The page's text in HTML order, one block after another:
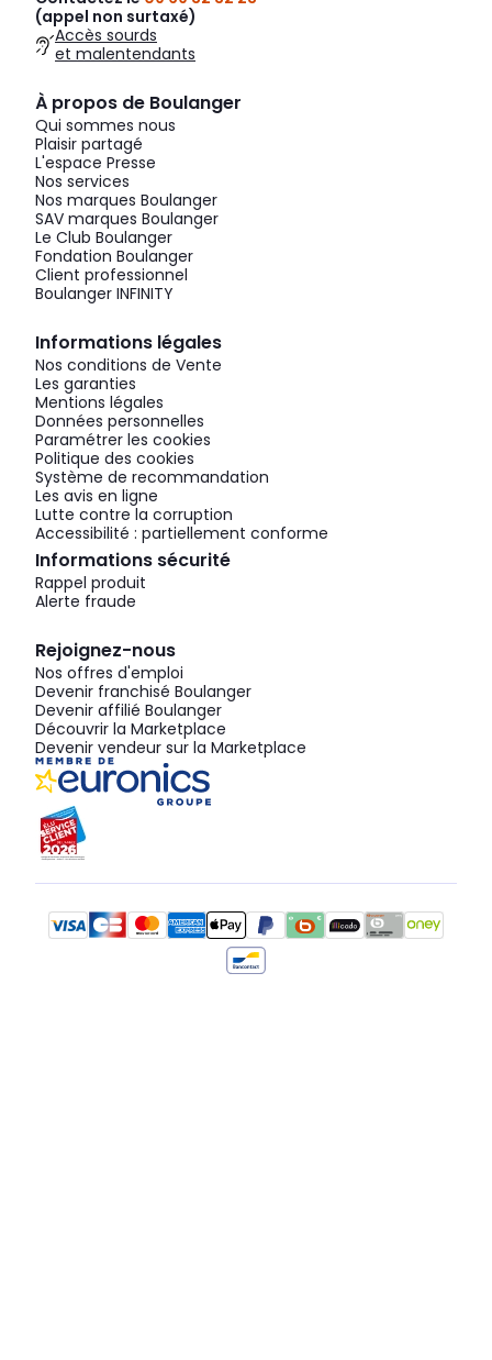
(appel non surtaxé)
Accès sourds
et malentendants
À propos de Boulanger
Qui sommes nous
Plaisir partagé
L'espace Presse
Nos services
Nos marques Boulanger
SAV marques Boulanger
Le Club Boulanger
Fondation Boulanger
Client professionnel
Boulanger INFINITY
Informations légales
Nos conditions de Vente
Les garanties
Mentions légales
Données personnelles
Paramétrer les cookies
Politique des cookies
Système de recommandation
Les avis en ligne
Lutte contre la corruption
Accessibilité : partiellement conforme
Informations sécurité
Rappel produit
Alerte fraude
Rejoignez-nous
Nos offres d'emploi
Devenir franchisé Boulanger
Devenir affilié Boulanger
Découvrir la Marketplace
Devenir vendeur sur la Marketplace